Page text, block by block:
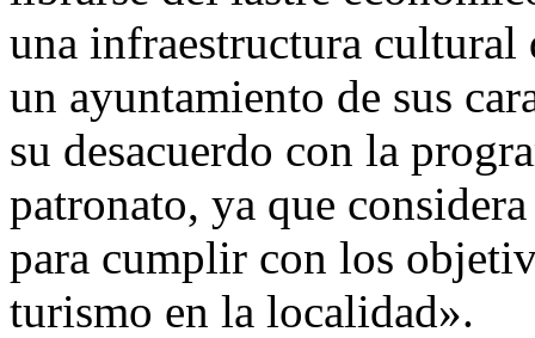
una infraestructura cultural
un ayuntamiento de sus
su desacuerdo con la
patronato, ya que
para cumplir con los
turismo en la localidad».